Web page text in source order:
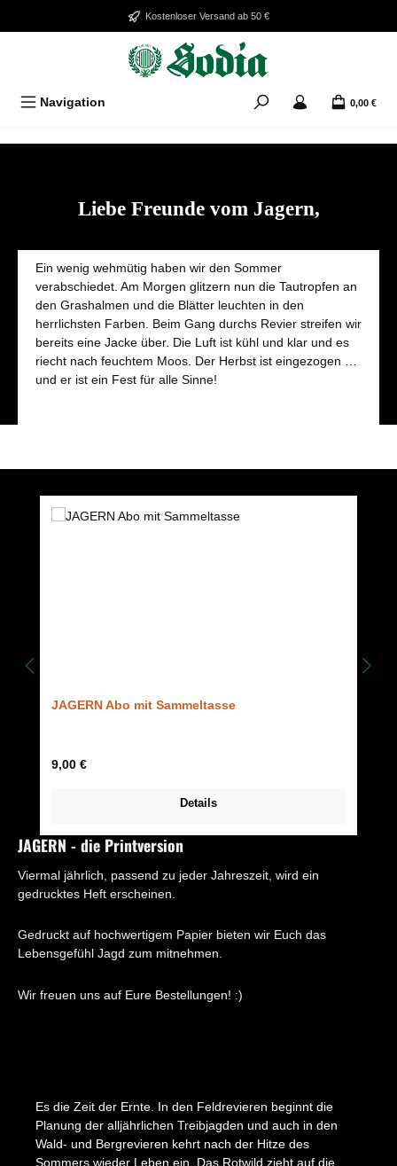
Zum Hauptinhalt springenKostenloser Versand ab 50 €
Navigation 0,00 €
Liebe Freunde vom Jagern,
Ein wenig wehmütig haben wir den Sommer
verabschiedet. Am Morgen glitzern nun die Tautropfen an
den Grashalmen und die Blätter leuchten in den
herrlichsten Farben. Beim Gang durchs Revier streifen wir
bereits eine Jacke über. Die Luft ist kühl und klar und es
riecht nach feuchtem Moos. Der Herbst ist eingezogen …
und er ist ein Fest für alle Sinne!
JAGERN Abo mit Sammeltasse
Regulärer Preis:
9,00 €
Details
JAGERN - die Printversion
Viermal jährlich, passend zu jeder Jahreszeit, wird ein
gedrucktes Heft erscheinen.
Gedruckt auf hochwertigem Papier bieten wir Euch das
Lebensgefühl Jagd zum mitnehmen.
Wir freuen uns auf Eure Bestellungen! :)
Es die Zeit der Ernte. In den Feldrevieren beginnt die
Planung der alljährlichen Treibjagden und auch in den
Wald- und Bergrevieren kehrt nach der Hitze des
Sommers wieder Leben ein. Das Rotwild zieht auf die